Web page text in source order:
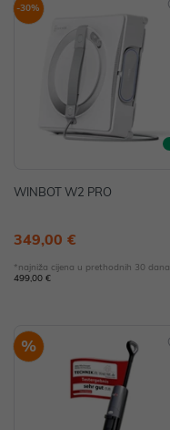
-30%
WINBOT W2 PRO
349,00 €
*najniža cijena u prethodnih 30 dana
499,00 €
%